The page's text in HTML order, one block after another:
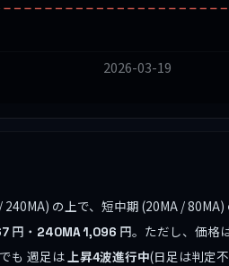
2026-03-19
の上で、短中期 (20MA /
円・ 240MA1,096 円。ただし、価格
も 週足は上昇4波進行中(日足は判定